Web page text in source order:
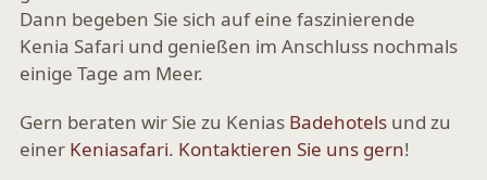
Dann begeben Sie sich auf eine faszinierende
Kenia Safari und genießen im Anschluss nochmals
einige Tage am Meer.
Gern beraten wir Sie zu Kenias Badehotels und zu
einer Keniasafari. Kontaktieren Sie uns gern!